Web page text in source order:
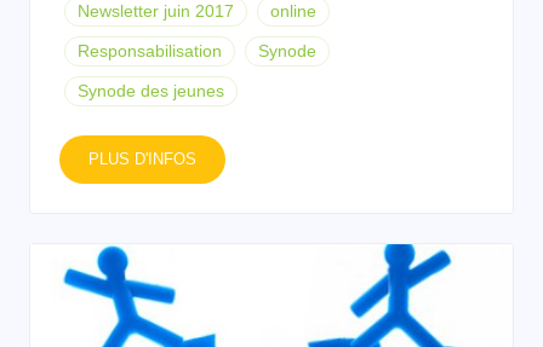
Newsletter juin 2017 online
Responsabilisation Synode
Synode des jeunes
PLUS D'INFOS